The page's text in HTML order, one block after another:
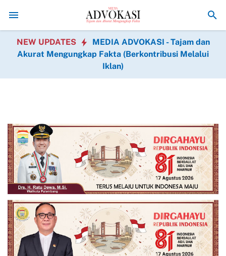
Doa Bersama Lintas Agama, Dalam Rangka HUT ke-1
NEW UPDATES
MEDIA ADVOKASI - Tajam dan
Akurat Mengungkap Fakta (Berkontribusi Melalui
Iklan)